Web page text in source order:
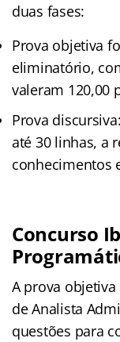
duas fases:
Prova objetiva
eliminatório,
valeram 120,00
Prova
até 30 linhas, a
conhecimentos
Concurso
A prova
de Analista
questões para